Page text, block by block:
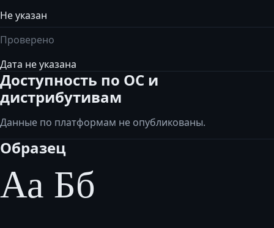
Не указан
Проверено
Дата не указана
Доступность по ОС и
дистрибутивам
Данные по платформам не опубликованы.
Образец
Аа Бб